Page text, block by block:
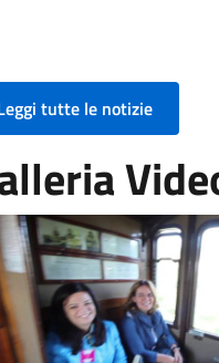
tutte le notizie